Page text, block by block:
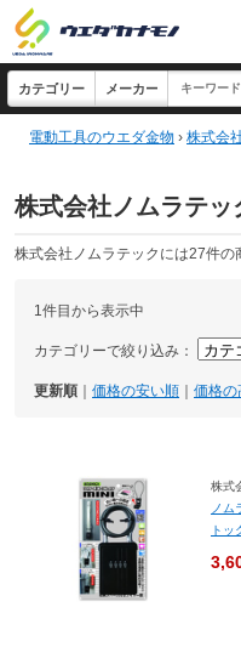
電動工具のウエダ金物 › 株式会
株式会社ノムラテッ
株式会社ノムラテックには27件の
1件目から表示中
カテゴリーで絞り込み：
更新順 価格の安い順 価格の
株式
ノ
トッ